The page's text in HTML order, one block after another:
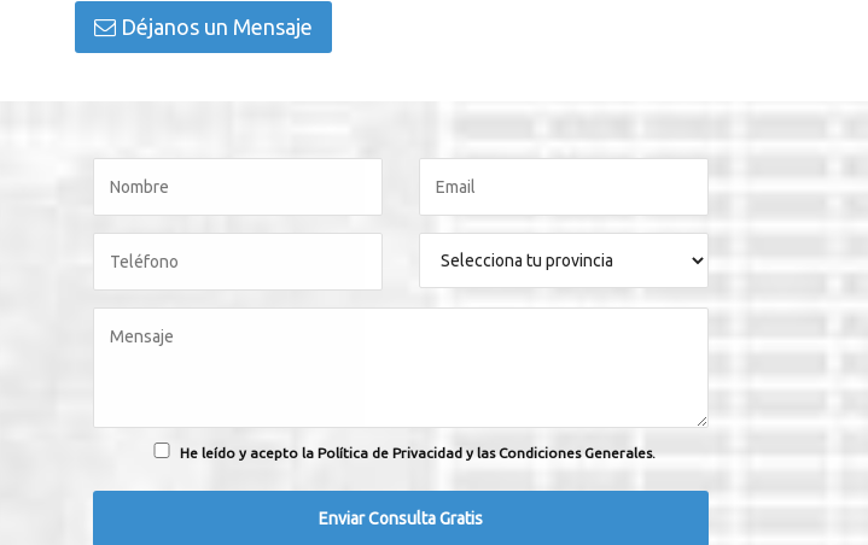
Déjanos un Mensaje
He leído y acepto la Política de Privacidad y las Condiciones Generales.